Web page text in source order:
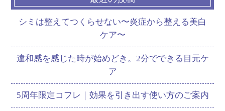
シミは整えてつくらせない〜炎症から整える美白
ケア〜
違和感を感じた時が始めどき。2分でできる目元ケ
ア
5周年限定コフレ｜効果を引き出す使い方のご案内